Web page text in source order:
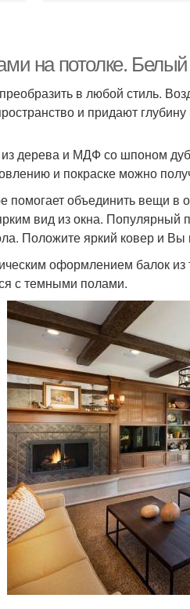
на потолке.
в любой стиль.
и придают глубину
дерева и МДФ со шпоном
и покраске можно
помогает объединить вещи
ярким вид из окна.
Положите яркий ковер и
оформлением балок
с темными полами.